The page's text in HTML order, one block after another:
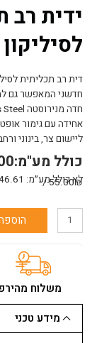
ידית רב
לסיליקון ALLWAY
חדשני המאפשר גם
אחידה עם גימור
ליישום צר, בינוני
כולל מע"מ:
לא כולל מע״מ:
55.00₪ /
כמות
לסיליקוןמשלוח מהיר
מידע טכני